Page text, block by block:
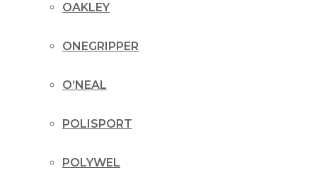
OAKLEY
ONEGRIPPER
O’NEAL
POLISPORT
POLYWEL